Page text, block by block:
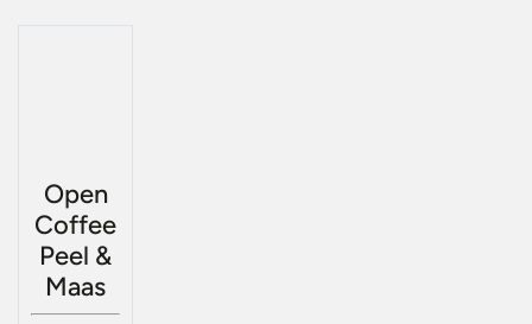
Open
Coffee
Peel &
Maas